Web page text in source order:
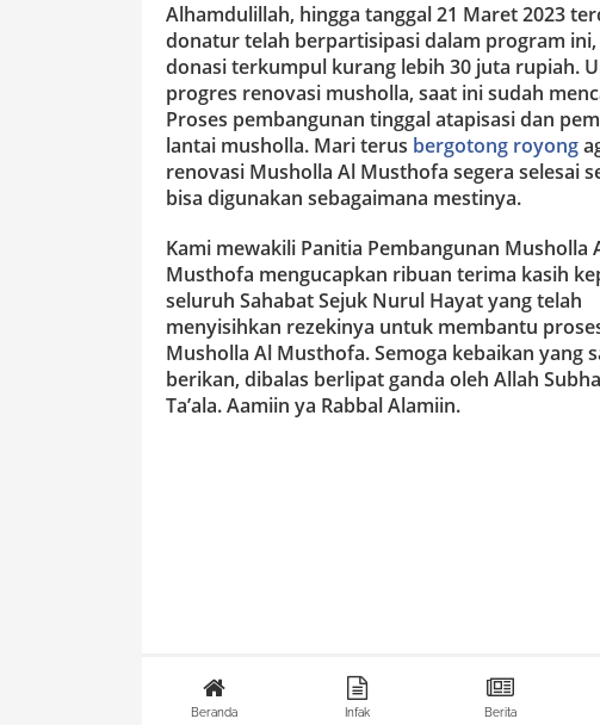
Alhamdulillah, hingga tanggal 21 Maret 2023
donatur telah berpartisipasi dalam program ini,
donasi terkumpul kurang lebih 30 juta rupiah.
progres renovasi musholla, saat ini sudah
Proses pembangunan tinggal atapisasi dan
lantai musholla. Mari terus bergotong royong
renovasi Musholla Al Musthofa segera selesai
bisa digunakan sebagaimana mestinya.
Kami mewakili Panitia Pembangunan Musholla
Musthofa mengucapkan ribuan terima kasih
seluruh Sahabat Sejuk Nurul Hayat yang telah
menyisihkan rezekinya untuk membantu
Musholla Al Musthofa. Semoga kebaikan yang
berikan, dibalas berlipat ganda oleh Allah
Ta’ala. Aamiin ya Rabbal Alamiin.
Beranda Infak Berita